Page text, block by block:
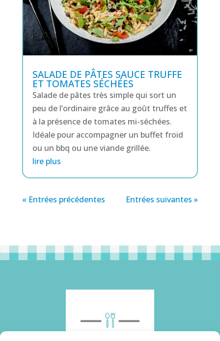
SALADE DE PÂTES SAUCE TRUFFE
ET TOMATES SÉCHÉES
Salade de pâtes très simple qui sort un
peu de l’ordinaire grâce au goût truffes et
à la présence de tomates mi-séchées.
Idéale pour accompagner un buffet froid
ou un bbq ou une viande grillée.
lire plus
« Entrées précédentes Entrées suivantes »